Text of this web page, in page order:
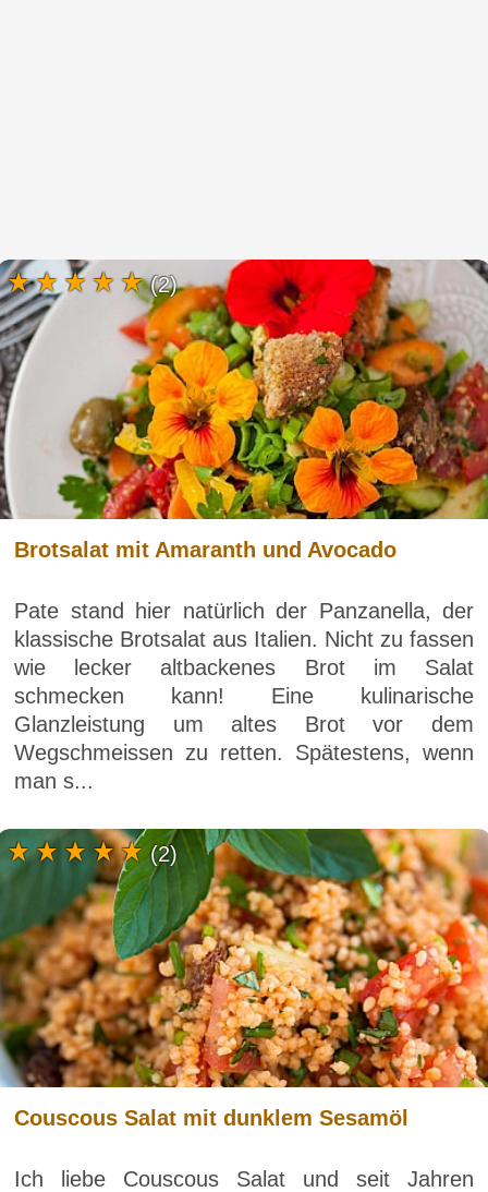
Brotsalat mit Amaranth und Avocado
Pate stand hier natürlich der Panzanella, der
klassische Brotsalat aus Italien. Nicht zu fassen
wie lecker altbackenes Brot im Salat
schmecken kann! Eine kulinarische
Glanzleistung um altes Brot vor dem
Wegschmeissen zu retten. Spätestens, wenn
man s...
(2)
Couscous Salat mit dunklem Sesamöl
Ich liebe Couscous Salat und seit Jahren
(2)